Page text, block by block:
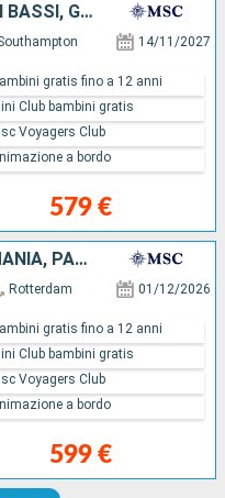
REGNO UNITO, FRANCIA, PAESI BASSI, GERMANIA
14/11/2027
579 €
gratis fino a 12 anni
Club bambini gratis
Voyagers Club
a bordo
FRANCIA, REGNO UNITO, GERMANIA, PAESI BASSI
Rotterdam 01/12/2026
599 €
gratis fino a 12 anni
Club bambini gratis
Voyagers Club
a bordo